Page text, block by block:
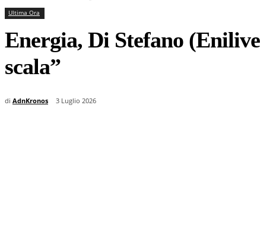
Ultima Ora
Energia, Di Stefano
scala”
di AdnKronos 3 Luglio 2026